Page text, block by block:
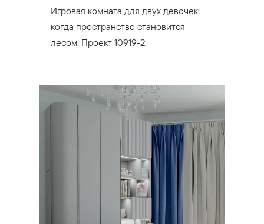
Игровая комната для двух девочек:
когда пространство становится
лесом. Проект 10919-2.